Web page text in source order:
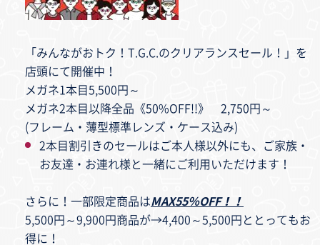
「みんながおトク！T.G.C.のクリアランスセール！」を
店頭にて開催中！
メガネ1本目5,500円～
メガネ2本目以降全品《50%OFF!!》 2,750円～
(フレーム・薄型標準レンズ・ケース込み)
2本目割引きのセールはご本人様以外にも、ご家族・
お友達・お連れ様と一緒にご利用いただけます！
さらに！一部限定商品はMAX55％OFF！！
5,500円～9,900円商品が→4,400～5,500円ととってもお
得に！